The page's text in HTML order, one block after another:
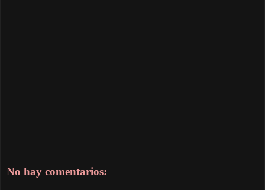
No hay comentarios: